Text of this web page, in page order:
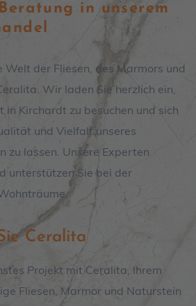
in unserem
Welt der Fliesen, des Marmors und
. Wir laden Sie herzlich ein,
in Kirchardt zu besuchen und sich
und Vielfalt unseres
zu lassen. Unsere Experten
unterstützen Sie bei der
Ceralita
Projekt mit Ceralita, Ihrem
Fliesen, Marmor und Naturstein